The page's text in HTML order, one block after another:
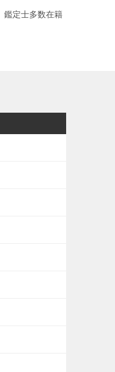
鑑定士多数在籍